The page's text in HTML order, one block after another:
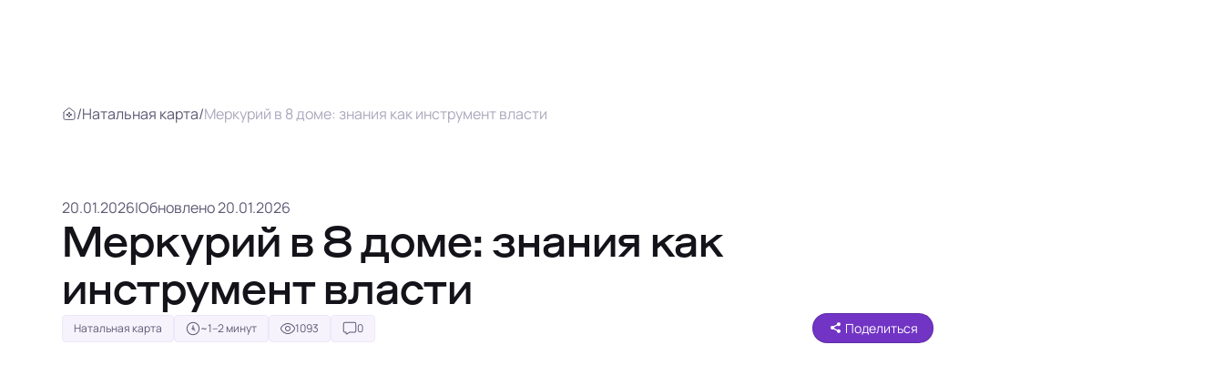
/Натальная карта/Меркурий в 8 доме: знания как инструмент власти
20.01.2026|Обновлено 20.01.2026
Меркурий в 8 доме: знания как
инструмент власти
Натальная карта ~1–2 минут 1093 0 Поделиться